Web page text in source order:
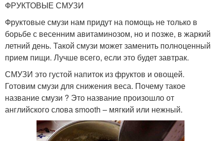
ФРУКТОВЫЕ СМУЗИ
Фруктовые смузи нам придут на помощь не только в
борьбе с весенним авитаминозом, но и позже, в жаркий
летний день. Такой смузи может заменить полноценный
прием пищи. Лучше всего, если это будет завтрак.
СМУЗИ это густой напиток из фруктов и овощей.
Готовим смузи для снижения веса. Почему такое
название смузи ? Это название произошло от
английского слова smooth – мягкий или нежный.